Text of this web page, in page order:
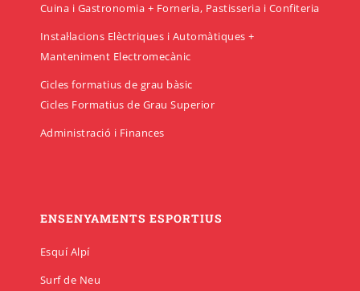
Cuina i Gastronomia + Forneria, Pastisseria i Confiteria
Instal·lacions Elèctriques i Automàtiques +
Manteniment Electromecànic
Cicles formatius de grau bàsic
Cicles Formatius de Grau Superior
Administració i Finances
ENSENYAMENTS ESPORTIUS
Esquí Alpí
Surf de Neu